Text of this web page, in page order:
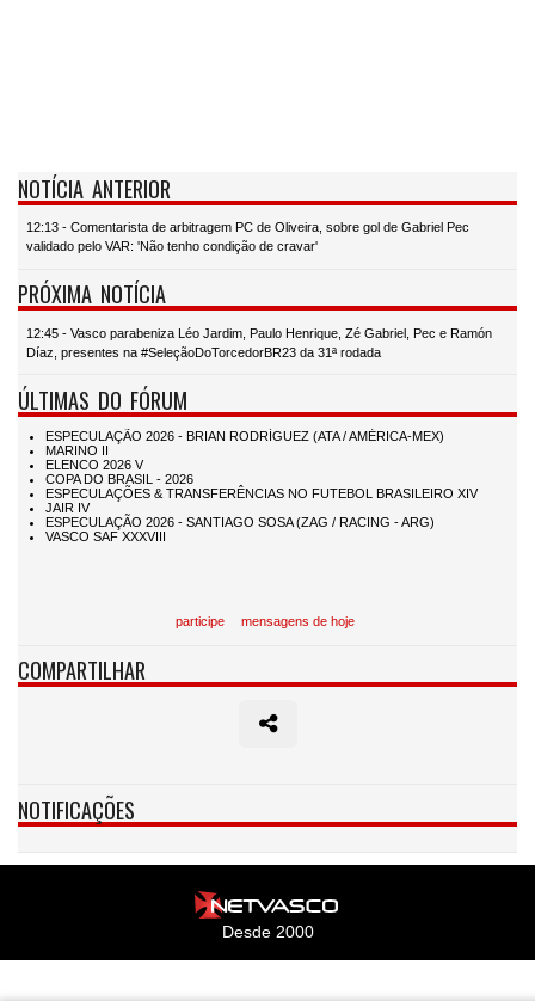
NOTÍCIA ANTERIOR
12:13 - Comentarista de arbitragem PC de Oliveira, sobre gol de Gabriel Pec
validado pelo VAR: 'Não tenho condição de cravar'
PRÓXIMA NOTÍCIA
12:45 - Vasco parabeniza Léo Jardim, Paulo Henrique, Zé Gabriel, Pec e Ramón
Díaz, presentes na #SeleçãoDoTorcedorBR23 da 31ª rodada
ÚLTIMAS DO FÓRUM
participe mensagens de hoje
COMPARTILHAR
NOTIFICAÇÕES
Desde 2000